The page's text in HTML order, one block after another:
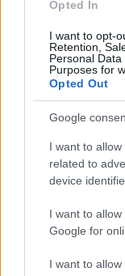
Opted In
I want to opt-
Retention,
Personal
Purposes for
Opted Out
Google
I want to
related to
device
I want to
Google for
I want to
Lenny Joseph:
fejessel a
Barnabással is
A forduló
A bajnokság
csapatot,
7-0-s siker